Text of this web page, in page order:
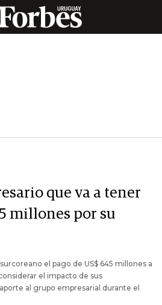
que va a tener
millones por su
el pago de US$ 645 millones a
el impacto de sus
al grupo empresarial durante el